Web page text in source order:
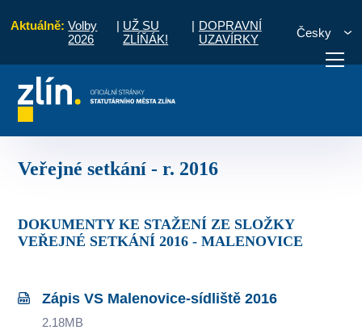
Aktuálně: Volby
2026
| UŽ SU
ZLÍŇÁK!
| DOPRAVNÍ
UZAVÍRKY
Česky
vyřídit
Veřejné setkání - r. 2016
DOKUMENTY KE STAŽENÍ ZE SLOŽKY
VEŘEJNÉ SETKÁNÍ 2016 - MALENOVICE
Zápis VS Malenovice-sídliště 2016
2.18MB